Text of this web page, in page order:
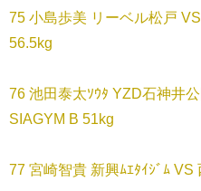
75 小島歩美 リーベル松戸
56.5kg
76 池田泰太ｿｳﾀ YZD石神井
SIAGYM B 51kg
77 宮崎智貴 新興ﾑｴﾀｲｼﾞﾑ VS